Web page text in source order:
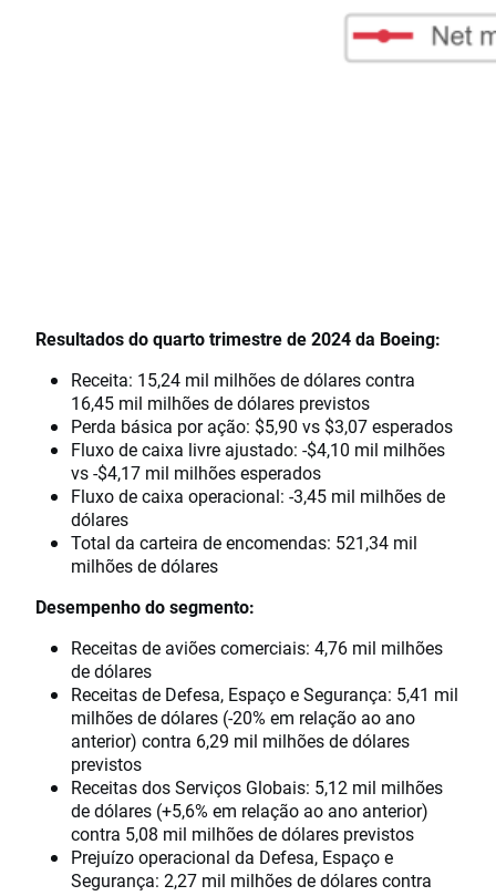
Resultados do quarto trimestre de 2024 da Boeing:
Receita: 15,24 mil milhões de dólares contra
16,45 mil milhões de dólares previstos
Perda básica por ação: $5,90 vs $3,07 esperados
Fluxo de caixa livre ajustado: -$4,10 mil milhões
vs -$4,17 mil milhões esperados
Fluxo de caixa operacional: -3,45 mil milhões de
dólares
Total da carteira de encomendas: 521,34 mil
milhões de dólares
Desempenho do segmento:
Receitas de aviões comerciais: 4,76 mil milhões
de dólares
Receitas de Defesa, Espaço e Segurança: 5,41 mil
milhões de dólares (-20% em relação ao ano
anterior) contra 6,29 mil milhões de dólares
previstos
Receitas dos Serviços Globais: 5,12 mil milhões
de dólares (+5,6% em relação ao ano anterior)
contra 5,08 mil milhões de dólares previstos
Prejuízo operacional da Defesa, Espaço e
Segurança: 2,27 mil milhões de dólares contra